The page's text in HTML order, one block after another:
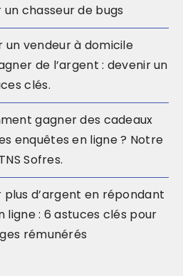
chasseur de bugs
vendeur à domicile
de l’argent : devenir un
clés.
gagner des cadeaux
enquêtes en ligne ? Notre
Sofres.
d’argent en répondant
ligne : 6 astuces clés pour
rémunérés